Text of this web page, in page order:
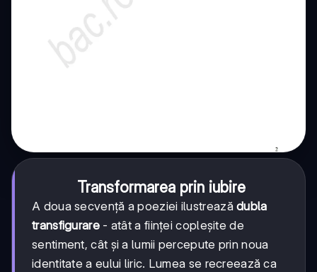
Transformarea prin iubire
A doua secvență a poeziei ilustreazădubla
transfigurare- atât a ființei copleșite de
sentiment, cât și a lumii percepute prin noua
identitate a eului liric. Lumea se recreează ca